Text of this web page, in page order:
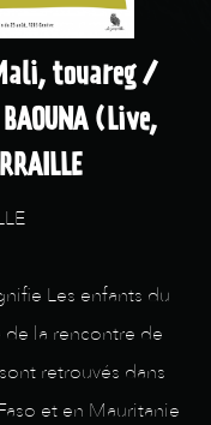
touareg /
(Live,
Les enfants du
de la rencontre de
retrouvés dans
et en Mauritanie